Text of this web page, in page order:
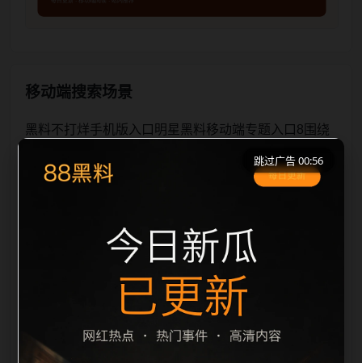
移动端搜索场景
黑料不打烊手机版入口明星黑料移动端专题入口8围绕
端浏览习惯整理标题、描述、图片和站内推荐。用户进
续浏览。本页强调内容归集和主题一致性，避免无关关
键词堆砌，也避免多个站点同步发布完全相同的标题。
图片说明、文件名、alt 和 title 均围绕主关键词、栏目
词和文章标题生成，便于搜索引擎理解页面主题。后续
采集时将继续执行远程图片本地化、坏图默认图兜底、
标题重复过滤和 descr
跳过广告 00:56